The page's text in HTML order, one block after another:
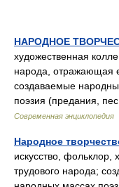
НАРОДНОЕ
художественная
народа, отражающая
создаваемые
поэзия (предания,
Современная энциклопедия
Народное
искусство, фольклор,
трудового народа;